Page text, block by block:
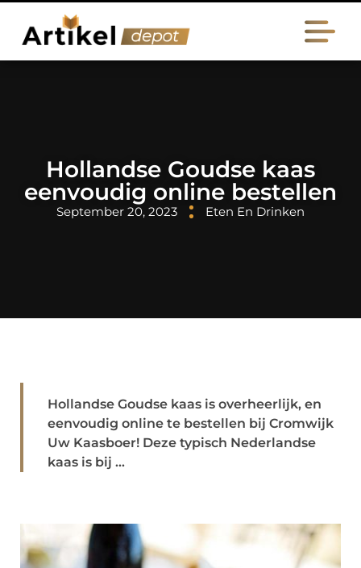
Hollandse Goudse kaas
eenvoudig online bestellen
September 20, 2023 Eten En Drinken
Hollandse Goudse kaas is overheerlijk, en
eenvoudig online te bestellen bij Cromwijk
Uw Kaasboer! Deze typisch Nederlandse
kaas is bij ...